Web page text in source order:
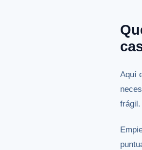
Aquí
frágil.